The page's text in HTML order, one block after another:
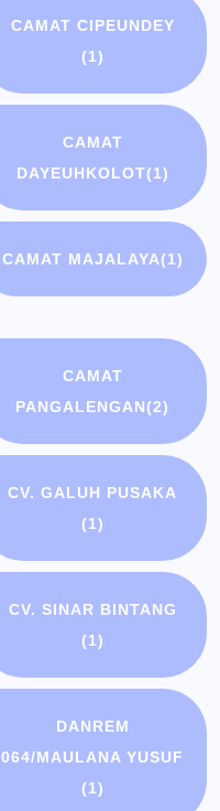
CAMAT CIPEUNDEY
(1)
CAMAT
DAYEUHKOLOT(1)
CAMAT MAJALAYA(1)
CAMAT
PANGALENGAN(2)
CV. GALUH PUSAKA
(1)
CV. SINAR BINTANG
(1)
DANREM
064/MAULANA YUSUF
(1)